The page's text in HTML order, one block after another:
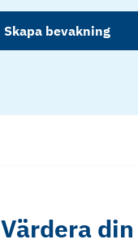
Skapa bevakning
Värdera